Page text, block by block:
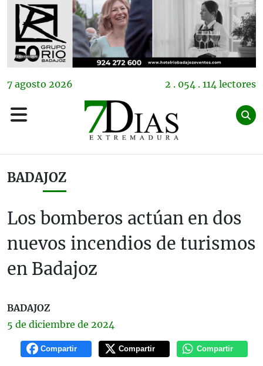
7 agosto 2026 2 . 054 . 114 lectores
BADAJOZ
Los bomberos actúan en dos
nuevos incendios de turismos
en Badajoz
BADAJOZ
5 de diciembre de 2024
Compartir Compartir Compartir